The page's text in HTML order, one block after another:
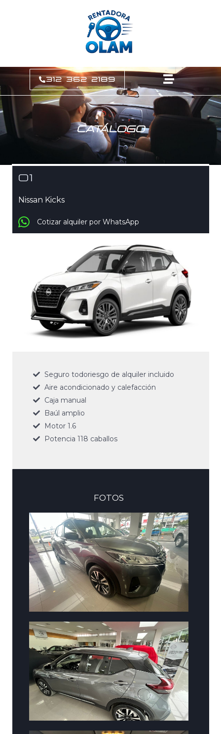
312 362 2189
CATÁLOGO
01
Nissan Kicks
Cotizar alquiler por WhatsApp
Seguro todoriesgo de alquiler incluido
Aire acondicionado y calefacción
Caja manual
Baúl amplio
Motor 1.6
Potencia 118 caballos
FOTOS